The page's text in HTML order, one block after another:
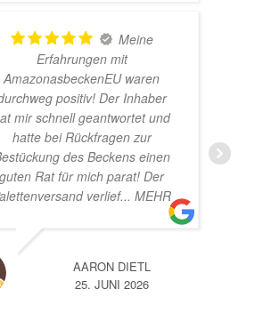
TOP
Hardscape im Laden und sehr
nette Beratung! Ich bin super
Glücklich mit meinem
Beståbecken
A
14. JUNI 2026